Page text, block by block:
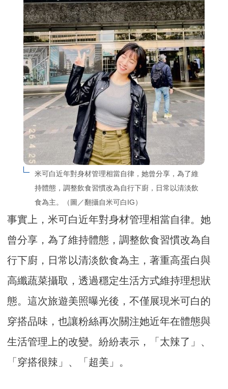
米可白近年對身材管理相當自律，她曾分享，為了維
持體態，調整飲食習慣改為自行下廚，日常以清淡飲
食為主。（圖／翻攝自米可白IG）
事實上，米可白近年對身材管理相當自律。她
曾分享，為了維持體態，調整飲食習慣改為自
行下廚，日常以清淡飲食為主，著重高蛋白與
高纖蔬菜攝取，透過穩定生活方式維持理想狀
態。這次旅遊美照曝光後，不僅展現米可白的
穿搭品味，也讓粉絲再次關注她近年在體態與
生活管理上的改變。紛紛表示，「太辣了」、
「穿搭很辣」、「超美」。